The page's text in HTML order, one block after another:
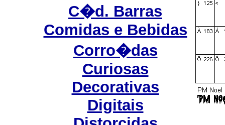
C�d. Barras
Comidas e Bebidas
Corro�das
Curiosas
Decorativas
Digitais